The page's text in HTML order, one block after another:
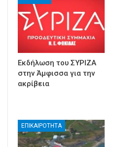
Εκδήλωση του ΣΥΡΙΖΑ
στην Άμφισσα για την
ακρίβεια
ΕΠΙΚΑΙΡΟΤΗΤΑ